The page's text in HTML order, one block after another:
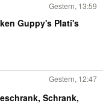
Gestern, 13:59
Guppy's Plati's
Gestern, 12:47
Schrank,